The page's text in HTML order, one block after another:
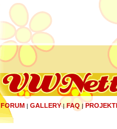
FORUM | GALLERY|FAQ |